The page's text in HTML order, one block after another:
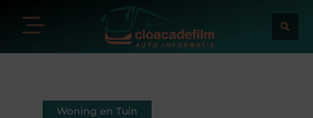
Woning en Tuin